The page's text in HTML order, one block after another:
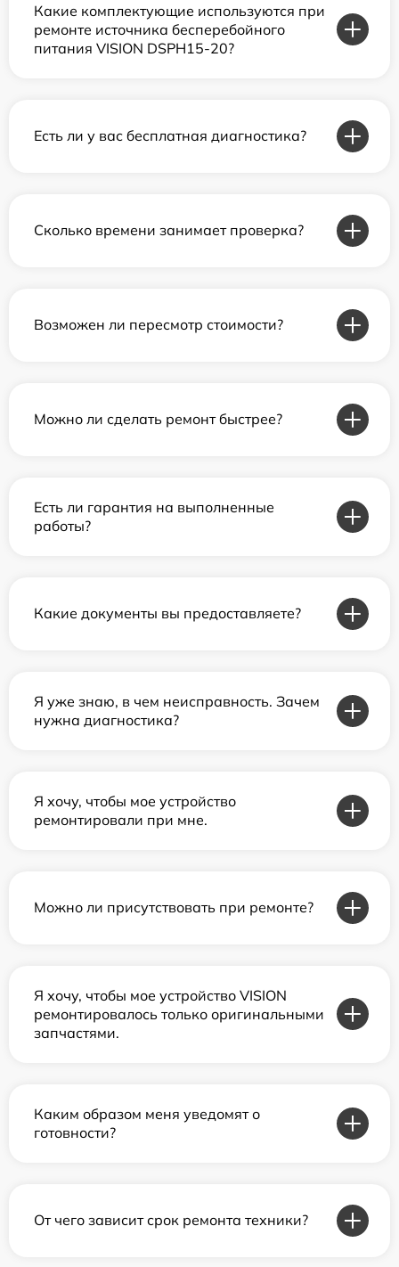
Какие комплектующие используются при
ремонте источника бесперебойного
питания VISION DSPH15-20?
Есть ли у вас бесплатная диагностика?
Сколько времени занимает проверка?
Возможен ли пересмотр стоимости?
Можно ли сделать ремонт быстрее?
Есть ли гарантия на выполненные
работы?
Какие документы вы предоставляете?
Я уже знаю, в чем неисправность. Зачем
нужна диагностика?
Я хочу, чтобы мое устройство
ремонтировали при мне.
Можно ли присутствовать при ремонте?
Я хочу, чтобы мое устройство VISION
ремонтировалось только оригинальными
запчастями.
Каким образом меня уведомят о
готовности?
От чего зависит срок ремонта техники?